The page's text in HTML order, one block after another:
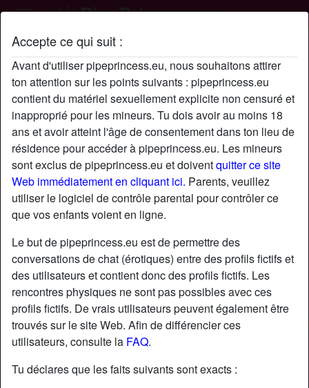
Accepte ce qui suit :
Avant d'utiliser pipeprincess.eu, nous souhaitons attirer
ton attention sur les points suivants : pipeprincess.eu
contient du matériel sexuellement explicite non censuré et
inapproprié pour les mineurs. Tu dois avoir au moins 18
ans et avoir atteint l'âge de consentement dans ton lieu de
résidence pour accéder à pipeprincess.eu. Les mineurs
sont exclus de pipeprincess.eu et doiventquitter ce site
Web immédiatement en cliquant ici. Parents, veuillez
utiliser le logiciel de contrôle parental pour contrôler ce
que vos enfants voient en ligne.
Le but de pipeprincess.eu est de permettre des
conversations de chat (érotiques) entre des profils fictifs et
des utilisateurs et contient donc des profils fictifs. Les
rencontres physiques ne sont pas possibles avec ces
profils fictifs. De vrais utilisateurs peuvent également être
trouvés sur le site Web. Afin de différencier ces
utilisateurs, consulte la FAQ.
Tu déclares que les faits suivants sont exacts :
Profil de TastelikeHoney
radio_button_checked
starAjouter chatDiscuter !